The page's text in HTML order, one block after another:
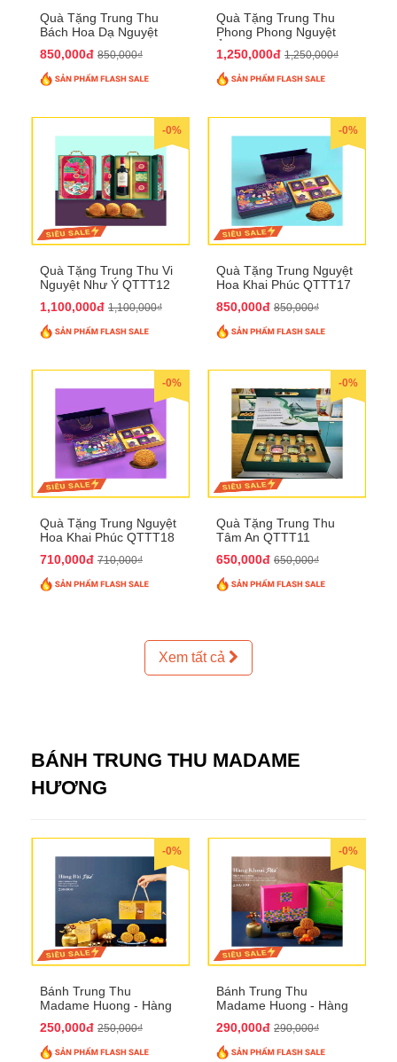
Quà Tặng Trung Thu
Bách Hoa Dạ Nguyệt
850,000đ 850,000₫
Quà Tặng Trung Thu
Phong Phong Nguyệt
1,250,000đ 1,250,000₫
-0%
Quà Tặng Trung Thu Vi
Nguyệt Như Ý QTTT12
1,100,000đ 1,100,000₫
-0%
Quà Tặng Trung Nguyệt
Hoa Khai Phúc QTTT17
850,000đ 850,000₫
-0%
Quà Tặng Trung Nguyệt
Hoa Khai Phúc QTTT18
710,000đ 710,000₫
-0%
Quà Tặng Trung Thu
Tâm An QTTT11
650,000đ 650,000₫
Xem tất cả
BÁNH TRUNG THU MADAME
HƯƠNG
-0%
Bánh Trung Thu
Madame Huong - Hàng
250,000đ 250,000₫
-0%
Bánh Trung Thu
Madame Huong - Hàng
290,000đ 290,000₫